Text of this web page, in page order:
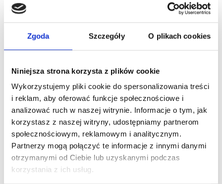
Zgoda Szczegóły O plikach cookies
Niniejsza strona korzysta z plików cookie
Wykorzystujemy pliki cookie do spersonalizowania treści
i reklam, aby oferować funkcje społecznościowe i
analizować ruch w naszej witrynie. Informacje o tym, jak
korzystasz z naszej witryny, udostępniamy partnerom
społecznościowym, reklamowym i analitycznym.
Partnerzy mogą połączyć te informacje z innymi danymi
otrzymanymi od Ciebie lub uzyskanymi podczas
korzystania z ich usług.
ARTICLE:193597
Spring plug M-50-W
Price inc. VAT
1.10 € / piece
ARTICLE: 231616
Spring plug M-67-W
with mechanical lock
Price inc. VAT